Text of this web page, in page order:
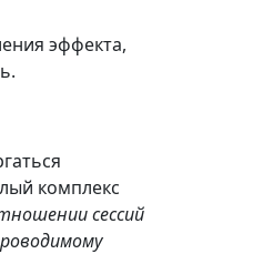
эффекта,
комплекс
сессий